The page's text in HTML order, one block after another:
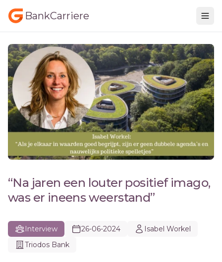
BankCarriere
“Na jaren een louter positief imago,
was er ineens weerstand”
Interview 26-06-2024
Isabel Workel
Triodos Bank